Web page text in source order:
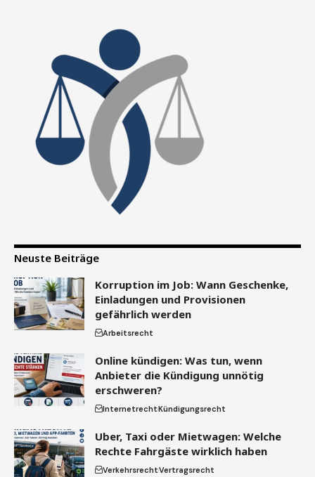
Neuste Beiträge
Korruption im Job: Wann Geschenke,
Einladungen und Provisionen
gefährlich werden
Arbeitsrecht
Online kündigen: Was tun, wenn
Anbieter die Kündigung unnötig
erschweren?
InternetrechtKündigungsrecht
Uber, Taxi oder Mietwagen: Welche
Rechte Fahrgäste wirklich haben
VerkehrsrechtVertragsrecht